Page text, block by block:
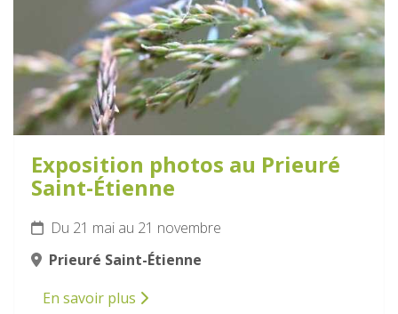
Exposition photos au Prieuré
Saint-Étienne
Du 21 mai au 21 novembre
Prieuré Saint-Étienne
En savoir plus